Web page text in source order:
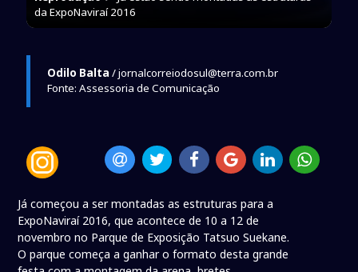
da ExpoNaviraí 2016
Odilo Balta / jornalcorreiodosul@terra.com.br
Fonte: Assessoria de Comunicação
Já começou a ser montadas as estruturas para a
ExpoNaviraí 2016, que acontece de 10 a 12 de
novembro no Parque de Exposição Tatsuo Suekane.
O parque começa a ganhar o formato desta grande